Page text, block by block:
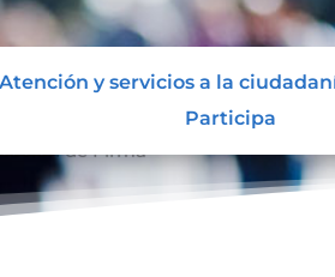
Atención y servicios a la
Participa